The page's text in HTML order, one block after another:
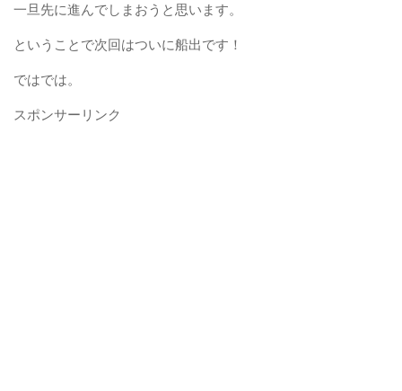
一旦先に進んでしまおうと思います。
ということで次回はついに船出です！
ではでは。
スポンサーリンク